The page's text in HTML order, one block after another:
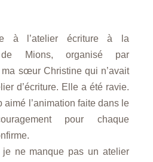
à l’atelier écriture à la
de Mions, organisé par
ma sœur Christine qui n’avait
d’écriture. Elle a été ravie.
aimé l’animation faite dans le
pour chaque
ne manque pas un atelier